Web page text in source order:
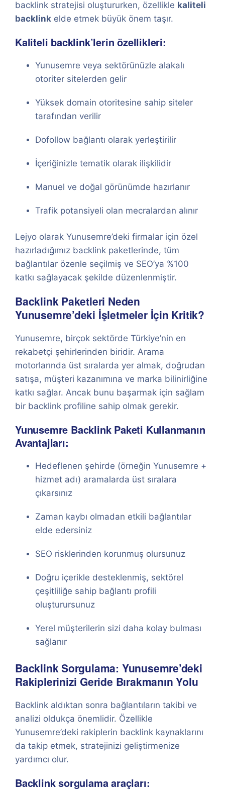
backlink stratejisi oluştururken, özellikle kaliteli
backlink elde etmek büyük önem taşır.
Kaliteli backlink’lerin özellikleri:
Yunusemre veya sektörünüzle alakalı
otoriter sitelerden gelir
Yüksek domain otoritesine sahip siteler
tarafından verilir
Dofollow bağlantı olarak yerleştirilir
İçeriğinizle tematik olarak ilişkilidir
Manuel ve doğal görünümde hazırlanır
Trafik potansiyeli olan mecralardan alınır
Lejyo olarak Yunusemre’deki firmalar için özel
hazırladığımız backlink paketlerinde, tüm
bağlantılar özenle seçilmiş ve SEO’ya %100
katkı sağlayacak şekilde düzenlenmiştir.
Backlink Paketleri Neden
Yunusemre’deki İşletmeler İçin Kritik?
Yunusemre, birçok sektörde Türkiye’nin en
rekabetçi şehirlerinden biridir. Arama
motorlarında üst sıralarda yer almak, doğrudan
satışa, müşteri kazanımına ve marka bilinirliğine
katkı sağlar. Ancak bunu başarmak için sağlam
bir backlink profiline sahip olmak gerekir.
Yunusemre Backlink Paketi Kullanmanın
Avantajları:
Hedeflenen şehirde (örneğin Yunusemre +
hizmet adı) aramalarda üst sıralara
çıkarsınız
Zaman kaybı olmadan etkili bağlantılar
elde edersiniz
SEO risklerinden korunmuş olursunuz
Doğru içerikle desteklenmiş, sektörel
çeşitliliğe sahip bağlantı profili
oluşturursunuz
Yerel müşterilerin sizi daha kolay bulması
sağlanır
Backlink Sorgulama: Yunusemre’deki
Rakiplerinizi Geride Bırakmanın Yolu
Backlink aldıktan sonra bağlantıların takibi ve
analizi oldukça önemlidir. Özellikle
Yunusemre’deki rakiplerin backlink kaynaklarını
da takip etmek, stratejinizi geliştirmenize
yardımcı olur.
Backlink sorgulama araçları: